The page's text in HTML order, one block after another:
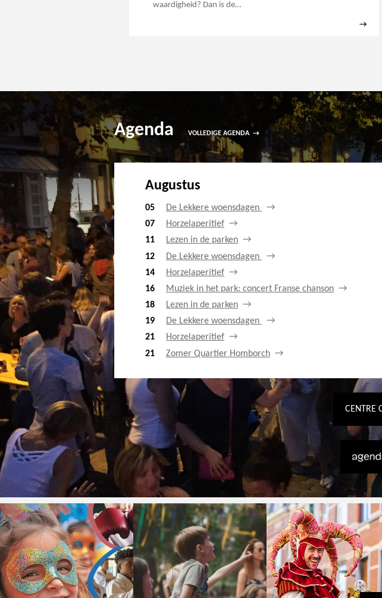
waardigheid? Dan is de…
→
Agenda VOLLEDIGE AGENDA
Augustus
05
De Lekkere woensdagen
07
Horzelaperitief
11
Lezen in de parken
12
De Lekkere woensdagen
14
Horzelaperitief
16
Muziek in het park: concert Franse chanson
18
Lezen in de parken
19
De Lekkere woensdagen
21
Horzelaperitief
21
Zomer Quartier Homborch
CENTRE